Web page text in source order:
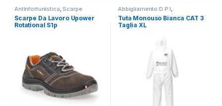
Antinfortunistica, Scarpe
Antinfortunistiche
Scarpe Da Lavoro Upower
Rotational S1p
Abbigliamento D.P.I,
Antinfortunistica
Tuta Monouso Bianca CAT 3
Taglia XL